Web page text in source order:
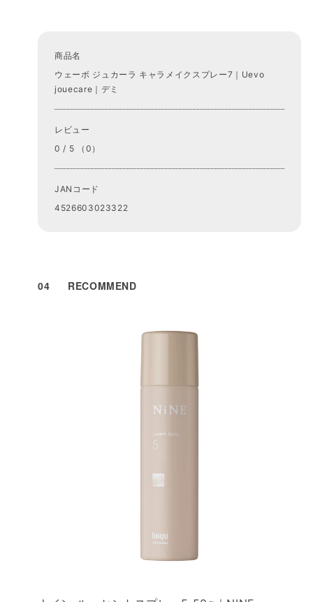
商品名
ウェーボ ジュカーラ キャラメイクスプレー7｜Uevo
jouecare｜デミ
レビュー
0 / 5 （0）
JANコード
4526603023322
04 RECOMMEND